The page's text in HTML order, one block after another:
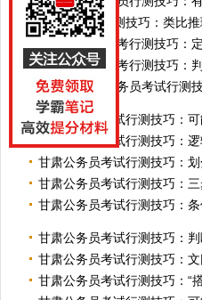
甘肃公务员行测技巧：类比
2027年甘肃省考行测技巧：
2027年甘肃省考行测技巧：
2027年甘肃公务员考试行测
甘肃公务员考试行测技巧：
甘肃公务员考试行测技巧：
甘肃公务员考试行测技巧：
甘肃公务员考试行测技巧：
甘肃公务员考试行测技巧：
甘肃公务员考试行测技巧：
甘肃公务员考试行测技巧：
甘肃公务员考试行测技巧：“